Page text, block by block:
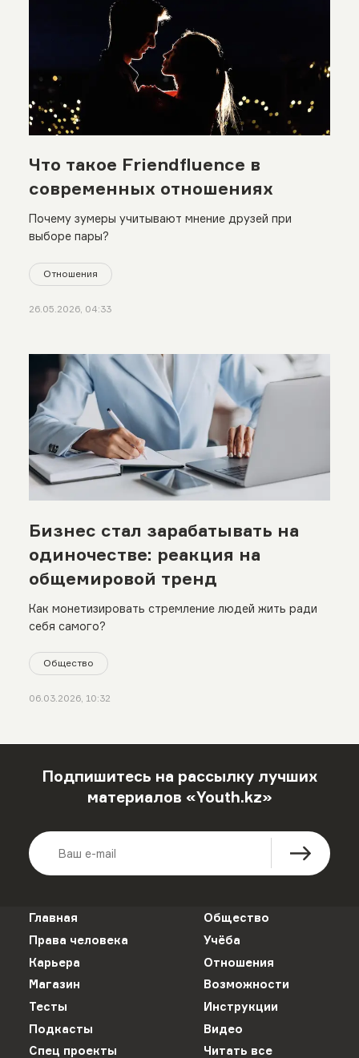
Что такое Friendfluence в
современных отношениях
Почему зумеры учитывают мнение друзей при
выборе пары?
Отношения
26.05.2026, 04:33
Бизнес стал зарабатывать на
одиночестве: реакция на
общемировой тренд
Как монетизировать стремление людей жить ради
себя самого?
Общество
06.03.2026, 10:32
Подпишитесь на рассылку лучших
материалов «Youth.kz»
Главная
Общество
Права человека
Учёба
Карьера
Отношения
Магазин
Возможности
Тесты
Инструкции
Подкасты
Видео
Спец проекты
Читать все